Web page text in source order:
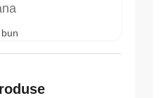
este 5 din 5 stele.